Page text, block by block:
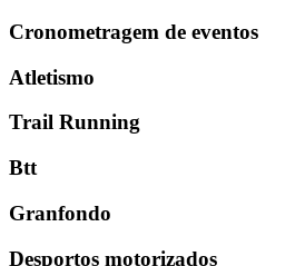
Cronometragem de eventos
Atletismo
Trail Running
Btt
Granfondo
Desportos motorizados